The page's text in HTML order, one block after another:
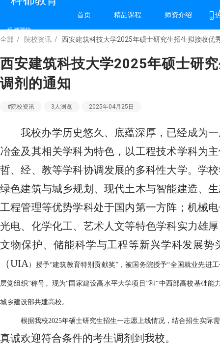
科都网校
首页 精品课程 师资介绍
全部 / 院校资讯 / 西安建筑科技大学2025年硕士研究生招生拟接收优
西安建筑科技大学2025年硕士研
调剂的通知
#院校资讯 3人浏览 2025年04月25日
我校办学历史悠久、底蕴深厚，已经成为
冶金及其相关学科为特色，以工程技术学科为
哲、经、教等学科协调发展的多科性大学。学
绿色建筑与城乡规划、现代土木与智能建造、
工程管理等优势学科处于国内第一方阵；机械
光电、化学化工、艺术人文等特色学科实力雄
文物保护、储能科学与工程等新兴学科发展势
（UIA ）授予“建筑教育特别贡献奖”，被国务院授予“全国就业先进
层党组织”称号。现为“国家建设高水平大学项目”和“中西部高校基础
城乡建设部共建高校。
根据我校2025年硕士研究生招生一志愿上线情况，结合招生实际
真诚欢迎符合条件的考生调剂到我校。